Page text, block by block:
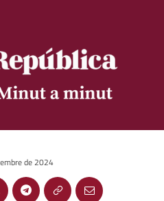
de 2024